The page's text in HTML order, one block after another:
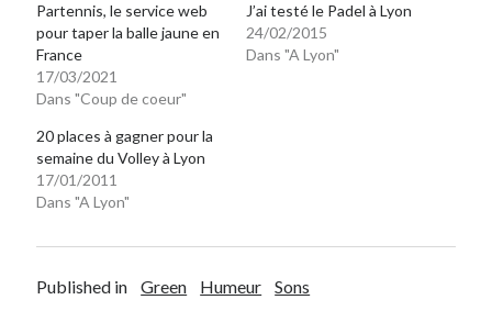
Photos
Post inutile
Proust
Sons
Tavukoi
Vidéos
Partennis, le service web
pour taper la balle jaune en
France
17/03/2021
Dans "Coup de coeur"
J’ai testé le Padel à Lyon
24/02/2015
Dans "A Lyon"
20 places à gagner pour la
semaine du Volley à Lyon
17/01/2011
Dans "A Lyon"
Published in Green Humeur Sons